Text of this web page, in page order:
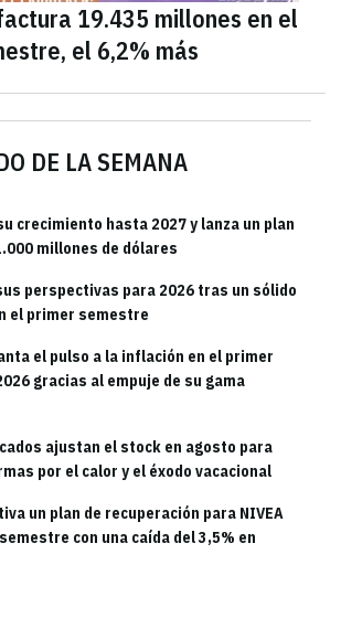
DE LA SEMANA
crecimiento hasta 2027 y lanza un plan
millones de dólares
perspectivas para 2026 tras un sólido
el primer semestre
el pulso a la inflación en el primer
gracias al empuje de su gama
ajustan el stock en agosto para
por el calor y el éxodo vacacional
un plan de recuperación para NIVEA
con una caída del 3,5% en
19.435 millones en el
el 6,2% más